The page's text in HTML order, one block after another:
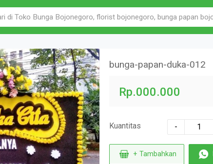
bunga-papan-duka-012
Rp.000.000
Kuantitas -
+ Tambahkan